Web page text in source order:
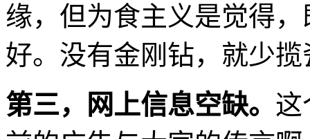
缘，但为食主义是觉得
好。没有金刚钻，就少
第三，网上信息空缺。 这